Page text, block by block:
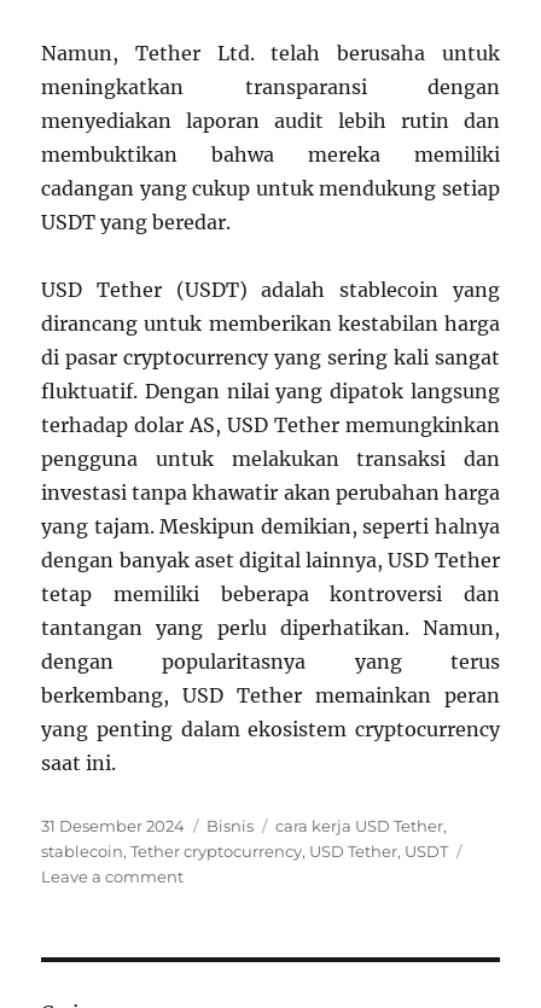
Namun, Tether Ltd. telah berusaha untuk
meningkatkan transparansi dengan
menyediakan laporan audit lebih rutin dan
membuktikan bahwa mereka memiliki
cadangan yang cukup untuk mendukung setiap
USDT yang beredar.
USD Tether (USDT) adalah stablecoin yang
dirancang untuk memberikan kestabilan harga
di pasar cryptocurrency yang sering kali sangat
fluktuatif. Dengan nilai yang dipatok langsung
terhadap dolar AS, USD Tether memungkinkan
pengguna untuk melakukan transaksi dan
investasi tanpa khawatir akan perubahan harga
yang tajam. Meskipun demikian, seperti halnya
dengan banyak aset digital lainnya, USD Tether
tetap memiliki beberapa kontroversi dan
tantangan yang perlu diperhatikan. Namun,
dengan popularitasnya yang terus
berkembang, USD Tether memainkan peran
yang penting dalam ekosistem cryptocurrency
saat ini.
Posted
on
31 Desember 2024 Categories
Bisnis Tags
cara kerja USD Tether,
stablecoin,Tether cryptocurrency, USD Tether, USDT
Leave a commenton